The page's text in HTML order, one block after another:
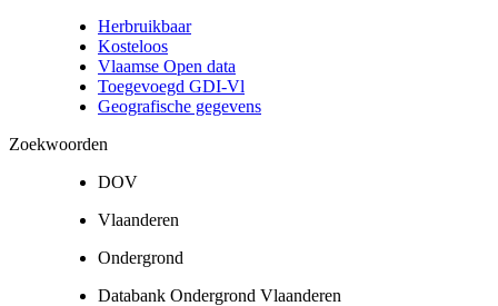
Herbruikbaar
Kosteloos
Vlaamse Open data
Toegevoegd GDI-Vl
Geografische gegevens
Zoekwoorden
DOV
Vlaanderen
Ondergrond
Databank Ondergrond Vlaanderen